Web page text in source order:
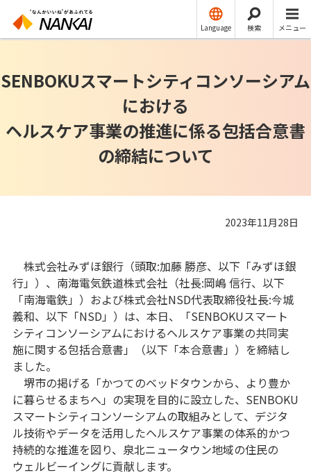
Language 検索 メニュー
ニュースリリース
SENBOKUスマートシティコンソーシアム
における
ヘルスケア事業の推進に係る包括合意書
の締結について
2023年11月28日
株式会社みずほ銀行（頭取:加藤 勝彦、以下「みずほ銀
行」）、南海電気鉄道株式会社（社長:岡嶋 信行、以下
「南海電鉄」）および株式会社NSD代表取締役社長:今城
義和、以下「NSD」）は、本日、「SENBOKUスマート
シティコンソーシアムにおけるヘルスケア事業の共同実
施に関する包括合意書」（以下「本合意書」）を締結し
ました。
堺市の掲げる「かつてのベッドタウンから、より豊か
に暮らせるまちへ」の実現を目的に設立した、SENBOKU
スマートシティコンソーシアムの取組みとして、デジタ
ル技術やデータを活用したヘルスケア事業の体系的かつ
持続的な推進を図り、泉北ニュータウン地域の住民の
ウェルビーイングに貢献します。